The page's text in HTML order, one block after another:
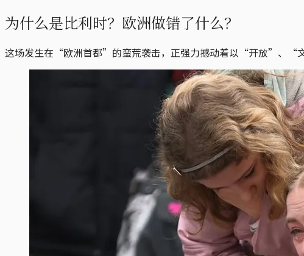
为什么是比利时？欧洲做错了什么？
这场发生在“欧洲首都”的蛮荒袭击，正强力撼动着以“开放”、“